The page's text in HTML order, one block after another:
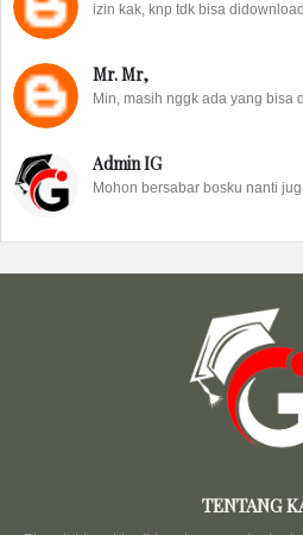
izin kak, knp tdk bisa
Mr. Mr,
Min, masih nggk ada yang bisa
Admin IG
Mohon bersabar bosku nanti
TENTANG